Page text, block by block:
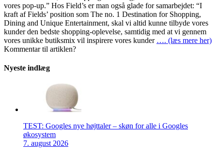
vores pop-up.” Hos Field’s er man også glade for samarbejdet: “I
kraft af Fields’ position som The no. 1 Destination for Shopping,
Dining and Unique Entertainment, skal vi altid kunne tilbyde vores
kunder den bedste shopping-oplevelse, samtidig med at vi gennem
vores unikke butiksmix vil inspirere vores kunder …. (læs mere her)
Kommentar til artiklen?
Nyeste indlæg
TEST: Googles nye højttaler – skøn for alle i Googles
økosystem
7. august 2026